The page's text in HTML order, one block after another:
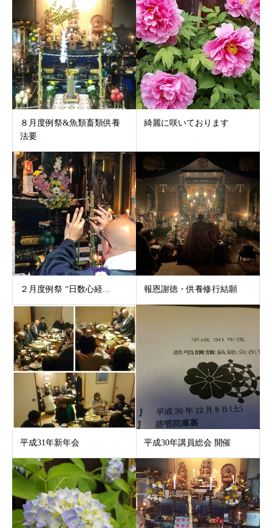
８月度例祭&魚類畜類供養
法要
綺麗に咲いております
２月度例祭 “日数心経... 報恩謝徳・供養修行結願
平成31年新年会 平成30年講員総会 開催